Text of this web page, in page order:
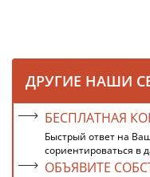
ДРУГИЕ НАШИ
БЕСПЛАТНАЯ
Быстрый ответ на
сориентироваться в
ОБЪЯВИТЕ